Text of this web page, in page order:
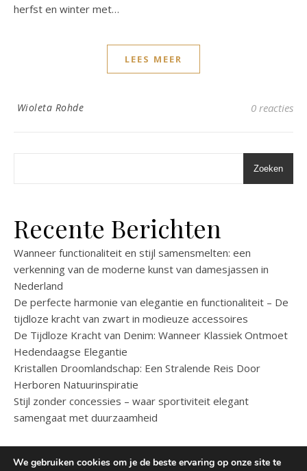
herfst en winter met…
LEES MEER
Wioleta Rohde 0 reacties
Zoeken
Recente Berichten
Wanneer functionaliteit en stijl samensmelten: een
verkenning van de moderne kunst van damesjassen in
Nederland
De perfecte harmonie van elegantie en functionaliteit – De
tijdloze kracht van zwart in modieuze accessoires
De Tijdloze Kracht van Denim: Wanneer Klassiek Ontmoet
Hedendaagse Elegantie
Kristallen Droomlandschap: Een Stralende Reis Door
Herboren Natuurinspiratie
Stijl zonder concessies – waar sportiviteit elegant
samengaat met duurzaamheid
We gebruiken cookies om je de beste ervaring op onze site te